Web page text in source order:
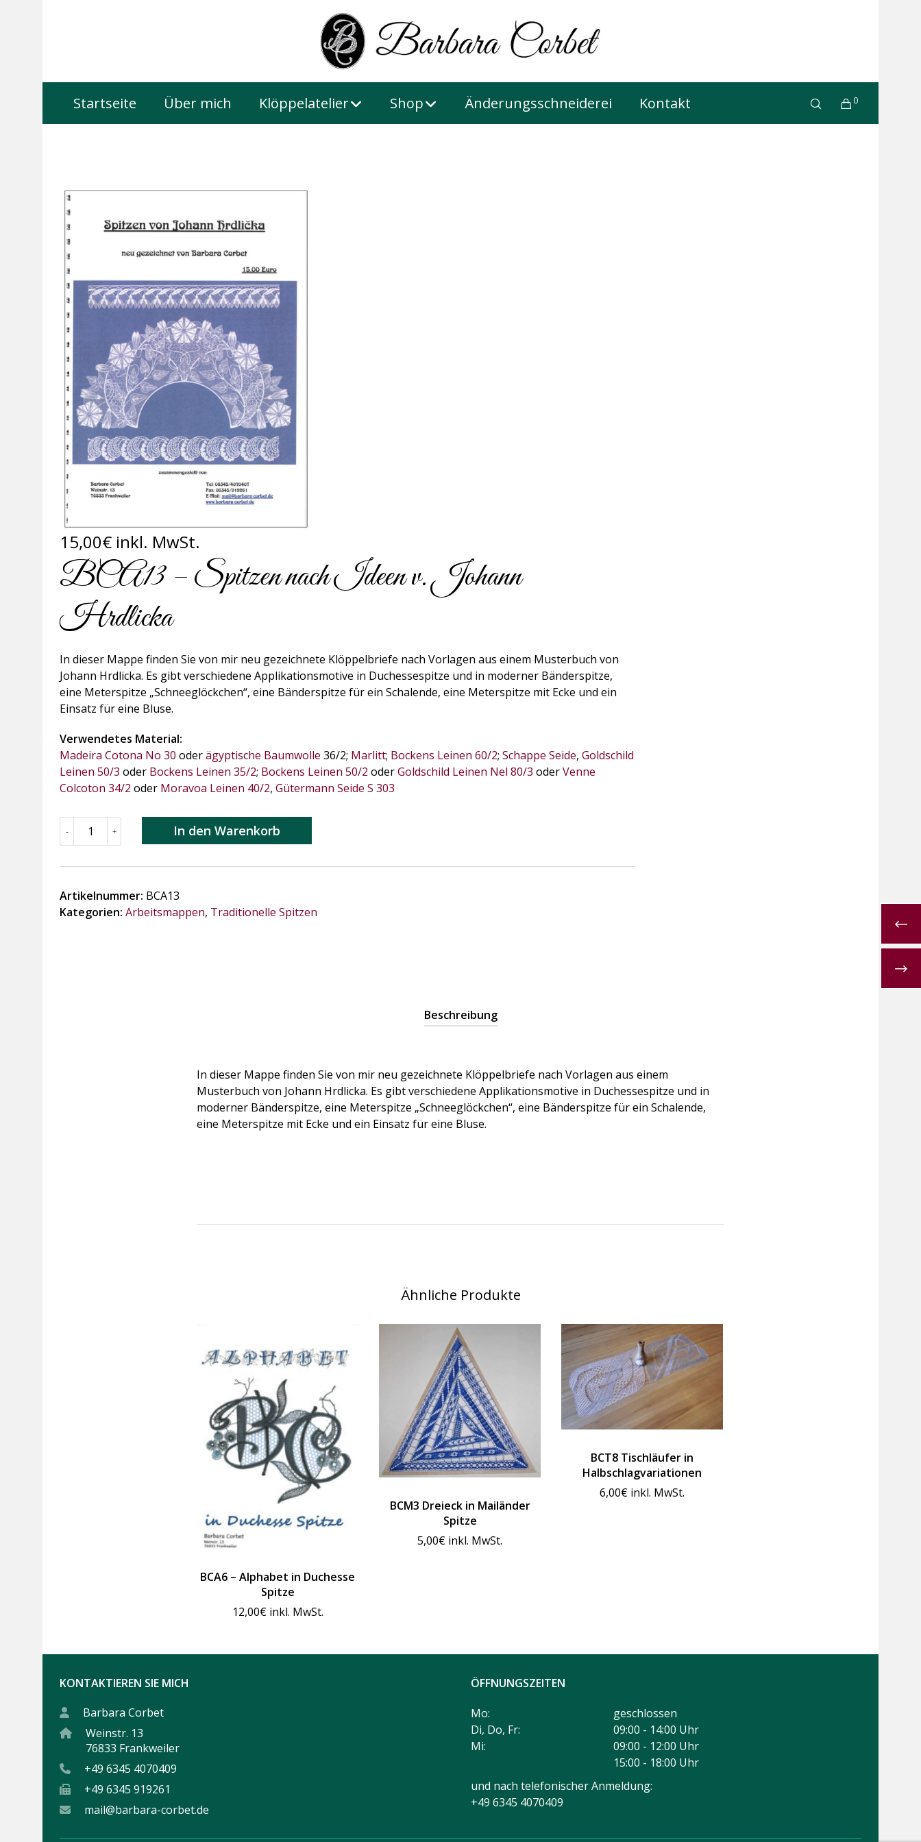
0
Startseite Über mich Klöppelatelier Shop Änderungsschneiderei Kontakt
15,00€ inkl. MwSt.
BCA13 – Spitzen nach Ideen v. Johann
Hrdlicka
In dieser Mappe finden Sie von mir neu gezeichnete Klöppelbriefe nach Vorlagen aus einem Musterbuch von
Johann Hrdlicka. Es gibt verschiedene Applikationsmotive in Duchessespitze und in moderner Bänderspitze,
eine Meterspitze „Schneeglöckchen“, eine Bänderspitze für ein Schalende, eine Meterspitze mit Ecke und ein
Einsatz für eine Bluse.
Verwendetes Material:
Madeira Cotona No 30 oderägyptische Baumwolle 36/2; Marlitt; Bockens Leinen 60/2; Schappe Seide, Goldschild
Leinen 50/3 oder Bockens Leinen 35/2; Bockens Leinen 50/2 oderGoldschild Leinen Nel 80/3 oderVenne
Colcoton 34/2 oder Moravoa Leinen 40/2, Gütermann Seide S 303
BCA13
-
Ideen
v.
Johann
- + In den Warenkorb
Artikelnummer: BCA13
Kategorien: Arbeitsmappen, Traditionelle Spitzen
Beschreibung
In dieser Mappe finden Sie von mir neu gezeichnete Klöppelbriefe nach Vorlagen aus einem
Musterbuch von Johann Hrdlicka. Es gibt verschiedene Applikationsmotive in Duchessespitze und in
moderner Bänderspitze, eine Meterspitze „Schneeglöckchen“, eine Bänderspitze für ein Schalende,
eine Meterspitze mit Ecke und ein Einsatz für eine Bluse.
Ähnliche Produkte
BCA6 – Alphabet in Duchesse
Spitze
12,00€ inkl. MwSt.
BCM3 Dreieck in Mailänder
Spitze
5,00€ inkl. MwSt.
BCT8 Tischläufer in
Halbschlagvariationen
6,00€ inkl. MwSt.
KONTAKTIEREN SIE MICH
Barbara Corbet
Weinstr. 13
76833 Frankweiler
+49 6345 4070409
+49 6345 919261
mail@barbara-corbet.de
ÖFFNUNGSZEITEN
Mo:
geschlossen
Di, Do, Fr:
09:00 - 14:00 Uhr
Mi:
09:00 - 12:00 Uhr
15:00 - 18:00 Uhr
und nach telefonischer Anmeldung:
+49 6345 4070409